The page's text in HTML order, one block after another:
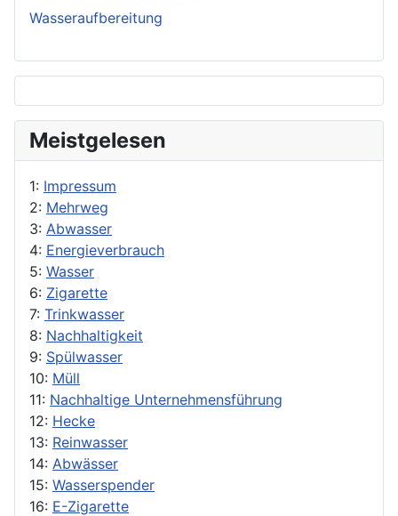
Wasseraufbereitung
Meistgelesen
1: Impressum
2: Mehrweg
3: Abwasser
4: Energieverbrauch
5: Wasser
6: Zigarette
7: Trinkwasser
8: Nachhaltigkeit
9: Spülwasser
10: Müll
11: Nachhaltige Unternehmensführung
12: Hecke
13: Reinwasser
14: Abwässer
15: Wasserspender
16: E-Zigarette